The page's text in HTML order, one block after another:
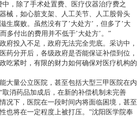
中，除了手术处置费、医疗仪器治疗费之
械，如心脏支架、人工关节、人工股骨头
生腐败。虽然没有了’大处方’，但多了’大
多付出的费用并不低于’大处方’。”
府投入不足，政府无法完全兜底。采访中，
药分开后，各级政府是否能保证补偿到位，
吃紧时，有限的财力如何确保对医疗机构的
大量公立医院，甚至包括大型三甲医院在内
消药品加成后，在新的补偿机制未完善
况下，医院在一段时间内将面临困境，甚至
也将在一定程度上被打压。”沈阳医学院奉